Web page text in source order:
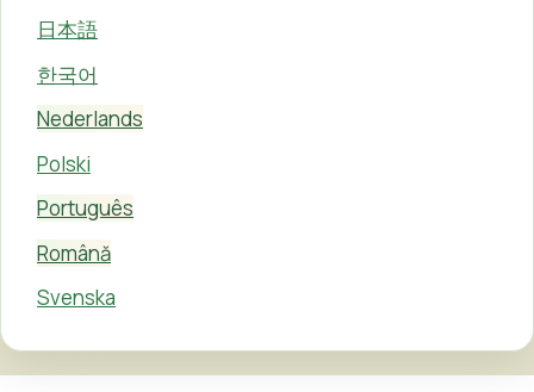
日本語
한국어
Nederlands
Polski
Português
Română
Svenska